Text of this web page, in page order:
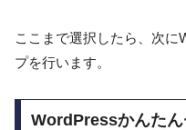
ここまで選択したら、次に
プを行います。
WordPressかんた